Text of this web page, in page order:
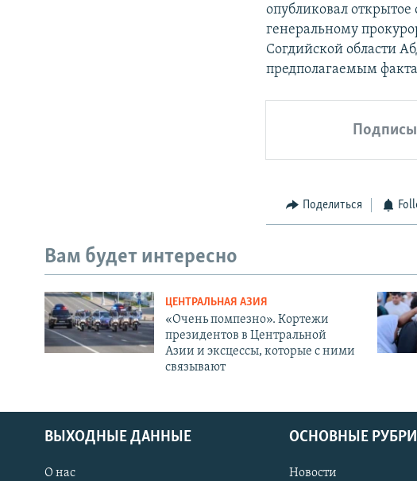
опубликовал
генеральному
Согдийской области
предполагаемым
Поделиться
Вам будет интересно
ЦЕНТРАЛЬНАЯ АЗИЯ
«Очень помпезно». Кортежи
президентов в Центральной
Азии и эксцессы, которые с ними
связывают
ВЫХОДНЫЕ ДАННЫЕ
О нас
ОСНОВНЫЕ
Новости